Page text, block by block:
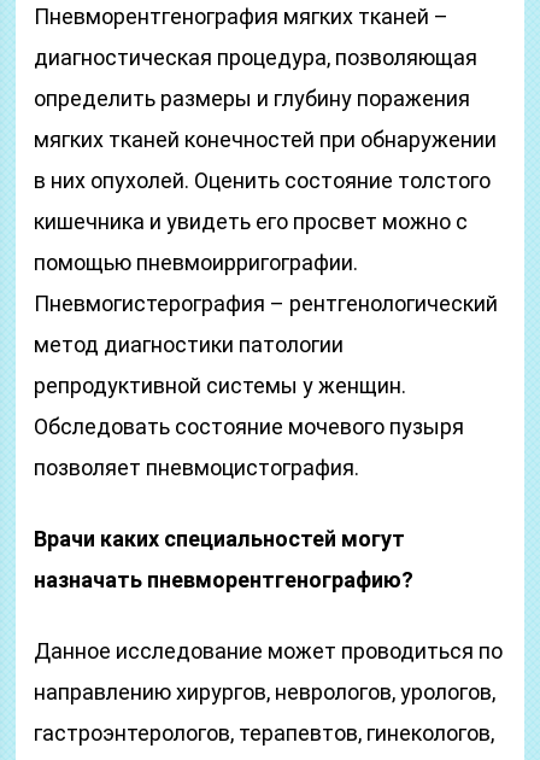
Пневморентгенография мягких тканей –
диагностическая процедура, позволяющая
определить размеры и глубину поражения
мягких тканей конечностей при обнаружении
в них опухолей. Оценить состояние толстого
кишечника и увидеть его просвет можно с
помощью пневмоирригографии.
Пневмогистерография – рентгенологический
метод диагностики патологии
репродуктивной системы у женщин.
Обследовать состояние мочевого пузыря
позволяет пневмоцистография.
Врачи каких специальностей могут
назначать пневморентгенографию?
Данное исследование может проводиться по
направлению хирургов, неврологов, урологов,
гастроэнтерологов, терапевтов, гинекологов,